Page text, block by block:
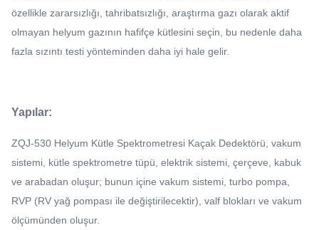
özellikle zararsızlığı, tahribatsızlığı, araştırma gazı olarak aktif
olmayan helyum gazının hafifçe kütlesini seçin, bu nedenle daha
fazla sızıntı testi yönteminden daha iyi hale gelir.
Yapılar:
ZQJ-530 Helyum Kütle Spektrometresi Kaçak Dedektörü, vakum
sistemi, kütle spektrometre tüpü, elektrik sistemi, çerçeve, kabuk
ve arabadan oluşur; bunun içine vakum sistemi, turbo pompa,
RVP (RV yağ pompası ile değiştirilecektir), valf blokları ve vakum
ölçümünden oluşur.